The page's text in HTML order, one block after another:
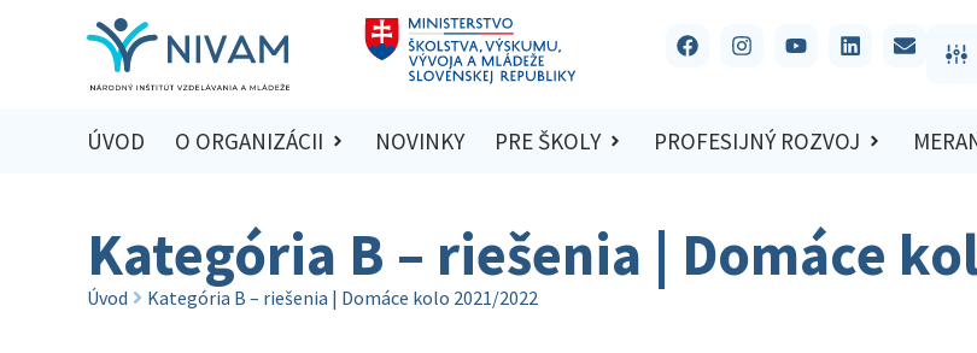
ÚVOD O ORGANIZÁCII NOVINKY PRE ŠKOLY PROFESIJNÝ ROZVOJ
Kategória B – riešenia | Domáce
Úvod Kategória B – riešenia | Domáce kolo 2021/2022